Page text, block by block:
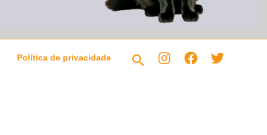
Política de privacidade Pesquisar